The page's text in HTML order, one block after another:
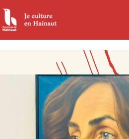
Panneau de gestion des cookies